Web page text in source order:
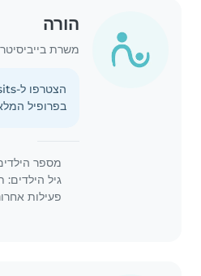
הורה
משרת
בפרופיל
מספר
גיל הילדים:
פעילות